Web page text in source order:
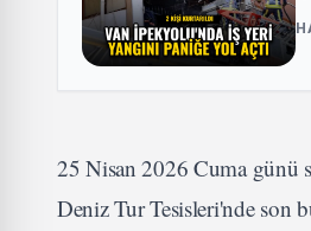
25 Nisan 2026 Cuma günü
Deniz Tur Tesisleri'nde son